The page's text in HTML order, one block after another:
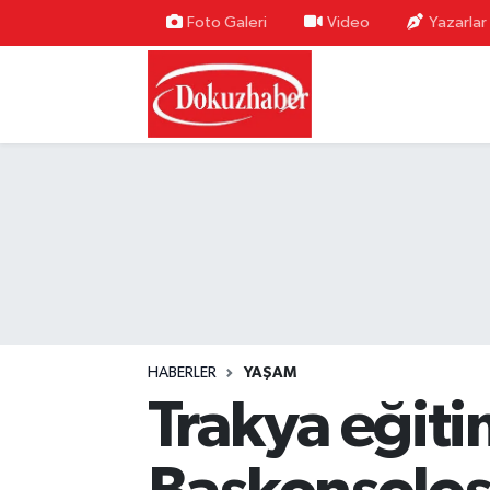
Foto Galeri Video Yazarlar
HABERLER YAŞAM
Trakya
Hava Durumu
Trafik Durumu